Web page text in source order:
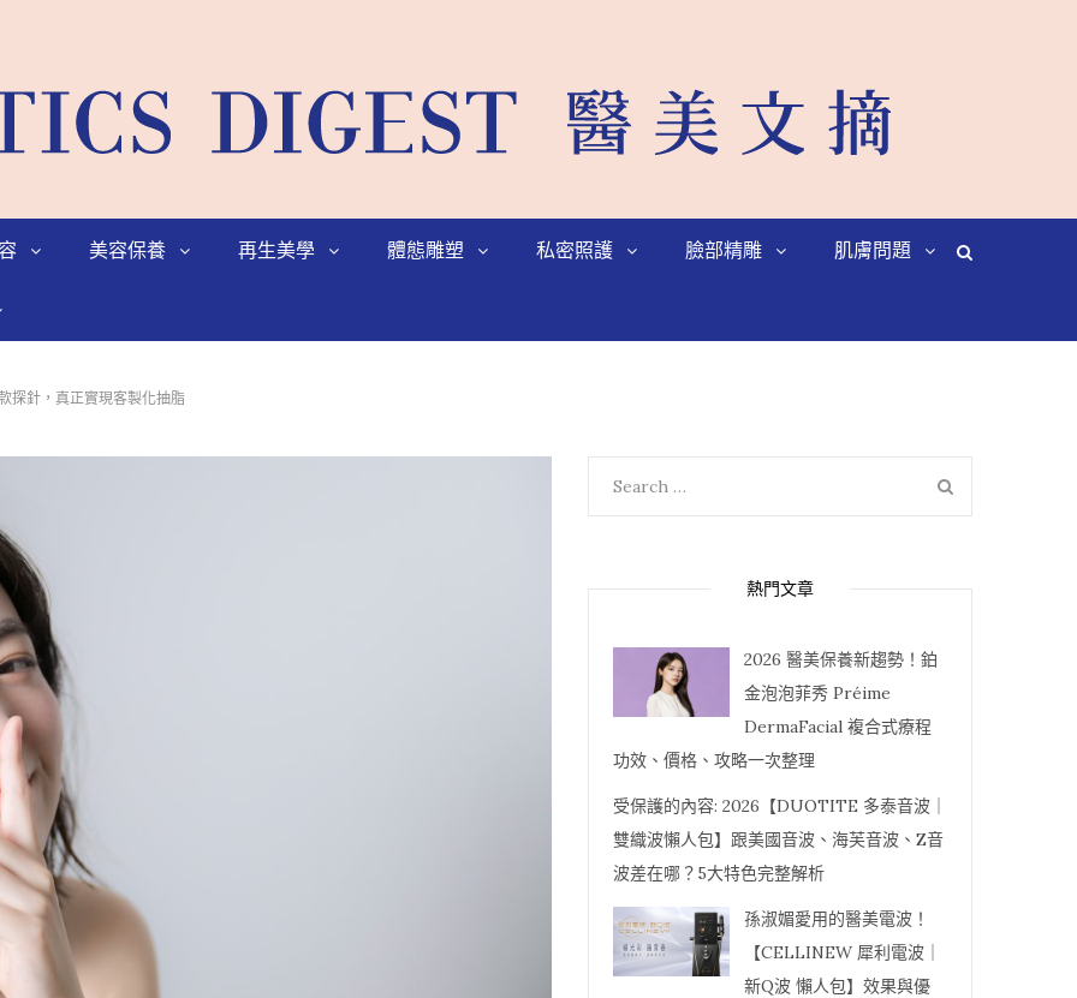
美容保養 再生美學 體態雕塑 私密照護 臉部精雕 肌膚問題
探針，真正實現客製化抽脂
熱門文章
2026 醫美保養新趨勢！鉑
金泡泡菲秀 Préime
DermaFacial 複合式療程
功效、價格、攻略一次整理
受保護的內容: 2026【DUOTITE 多泰音波｜
雙織波懶人包】跟美國音波、海芙音波、Z音
波差在哪？5大特色完整解析
孫淑媚愛用的醫美電波！
【CELLINEW 犀利電波｜
新Q波 懶人包】效果與優